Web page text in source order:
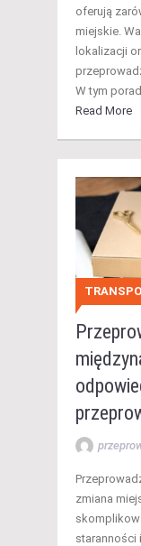
oferują
miejskie.
lokalizacji
W tym
Read More
zmiana
staranności